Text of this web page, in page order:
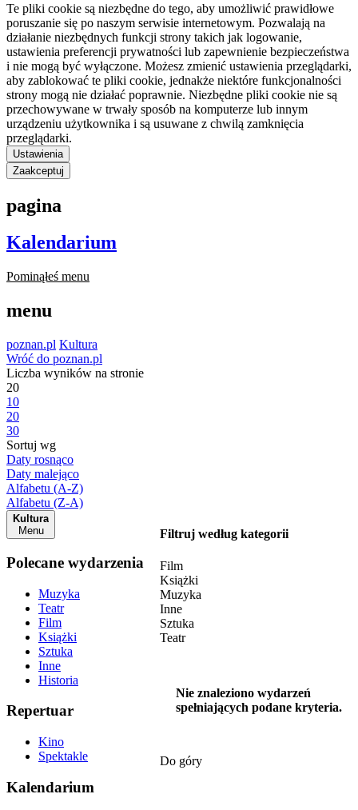
Te pliki cookie są niezbędne do tego, aby umożliwić prawidłowe
poruszanie się po naszym serwisie internetowym. Pozwalają na
działanie niezbędnych funkcji strony takich jak logowanie,
ustawienia preferencji prywatności lub zapewnienie bezpieczeństwa
i nie mogą być wyłączone. Możesz zmienić ustawienia przeglądarki,
aby zablokować te pliki cookie, jednakże niektóre funkcjonalności
strony mogą nie działać poprawnie. Niezbędne pliki cookie nie są
przechowywane w trwały sposób na komputerze lub innym
urządzeniu użytkownika i są usuwane z chwilą zamknięcia
przeglądarki.
Ustawienia
Zaakceptuj
pagina
Kalendarium
Pominąłeś menu
menu
poznan.pl Kultura
Wróć do poznan.pl
Liczba wyników na stronie
20
10
20
30
Sortuj wg
Daty rosnąco
Daty malejąco
Alfabetu (A-Z)
Alfabetu (Z-A)
Kultura
Menu
Polecane wydarzenia
Muzyka
Teatr
Film
Książki
Sztuka
Inne
Historia
Repertuar
Kino
Spektakle
Kalendarium
Filtruj według kategorii
Film
Książki
Muzyka
Inne
Sztuka
Teatr
Nie znaleziono wydarzeń
spełniających podane kryteria.
Do góry